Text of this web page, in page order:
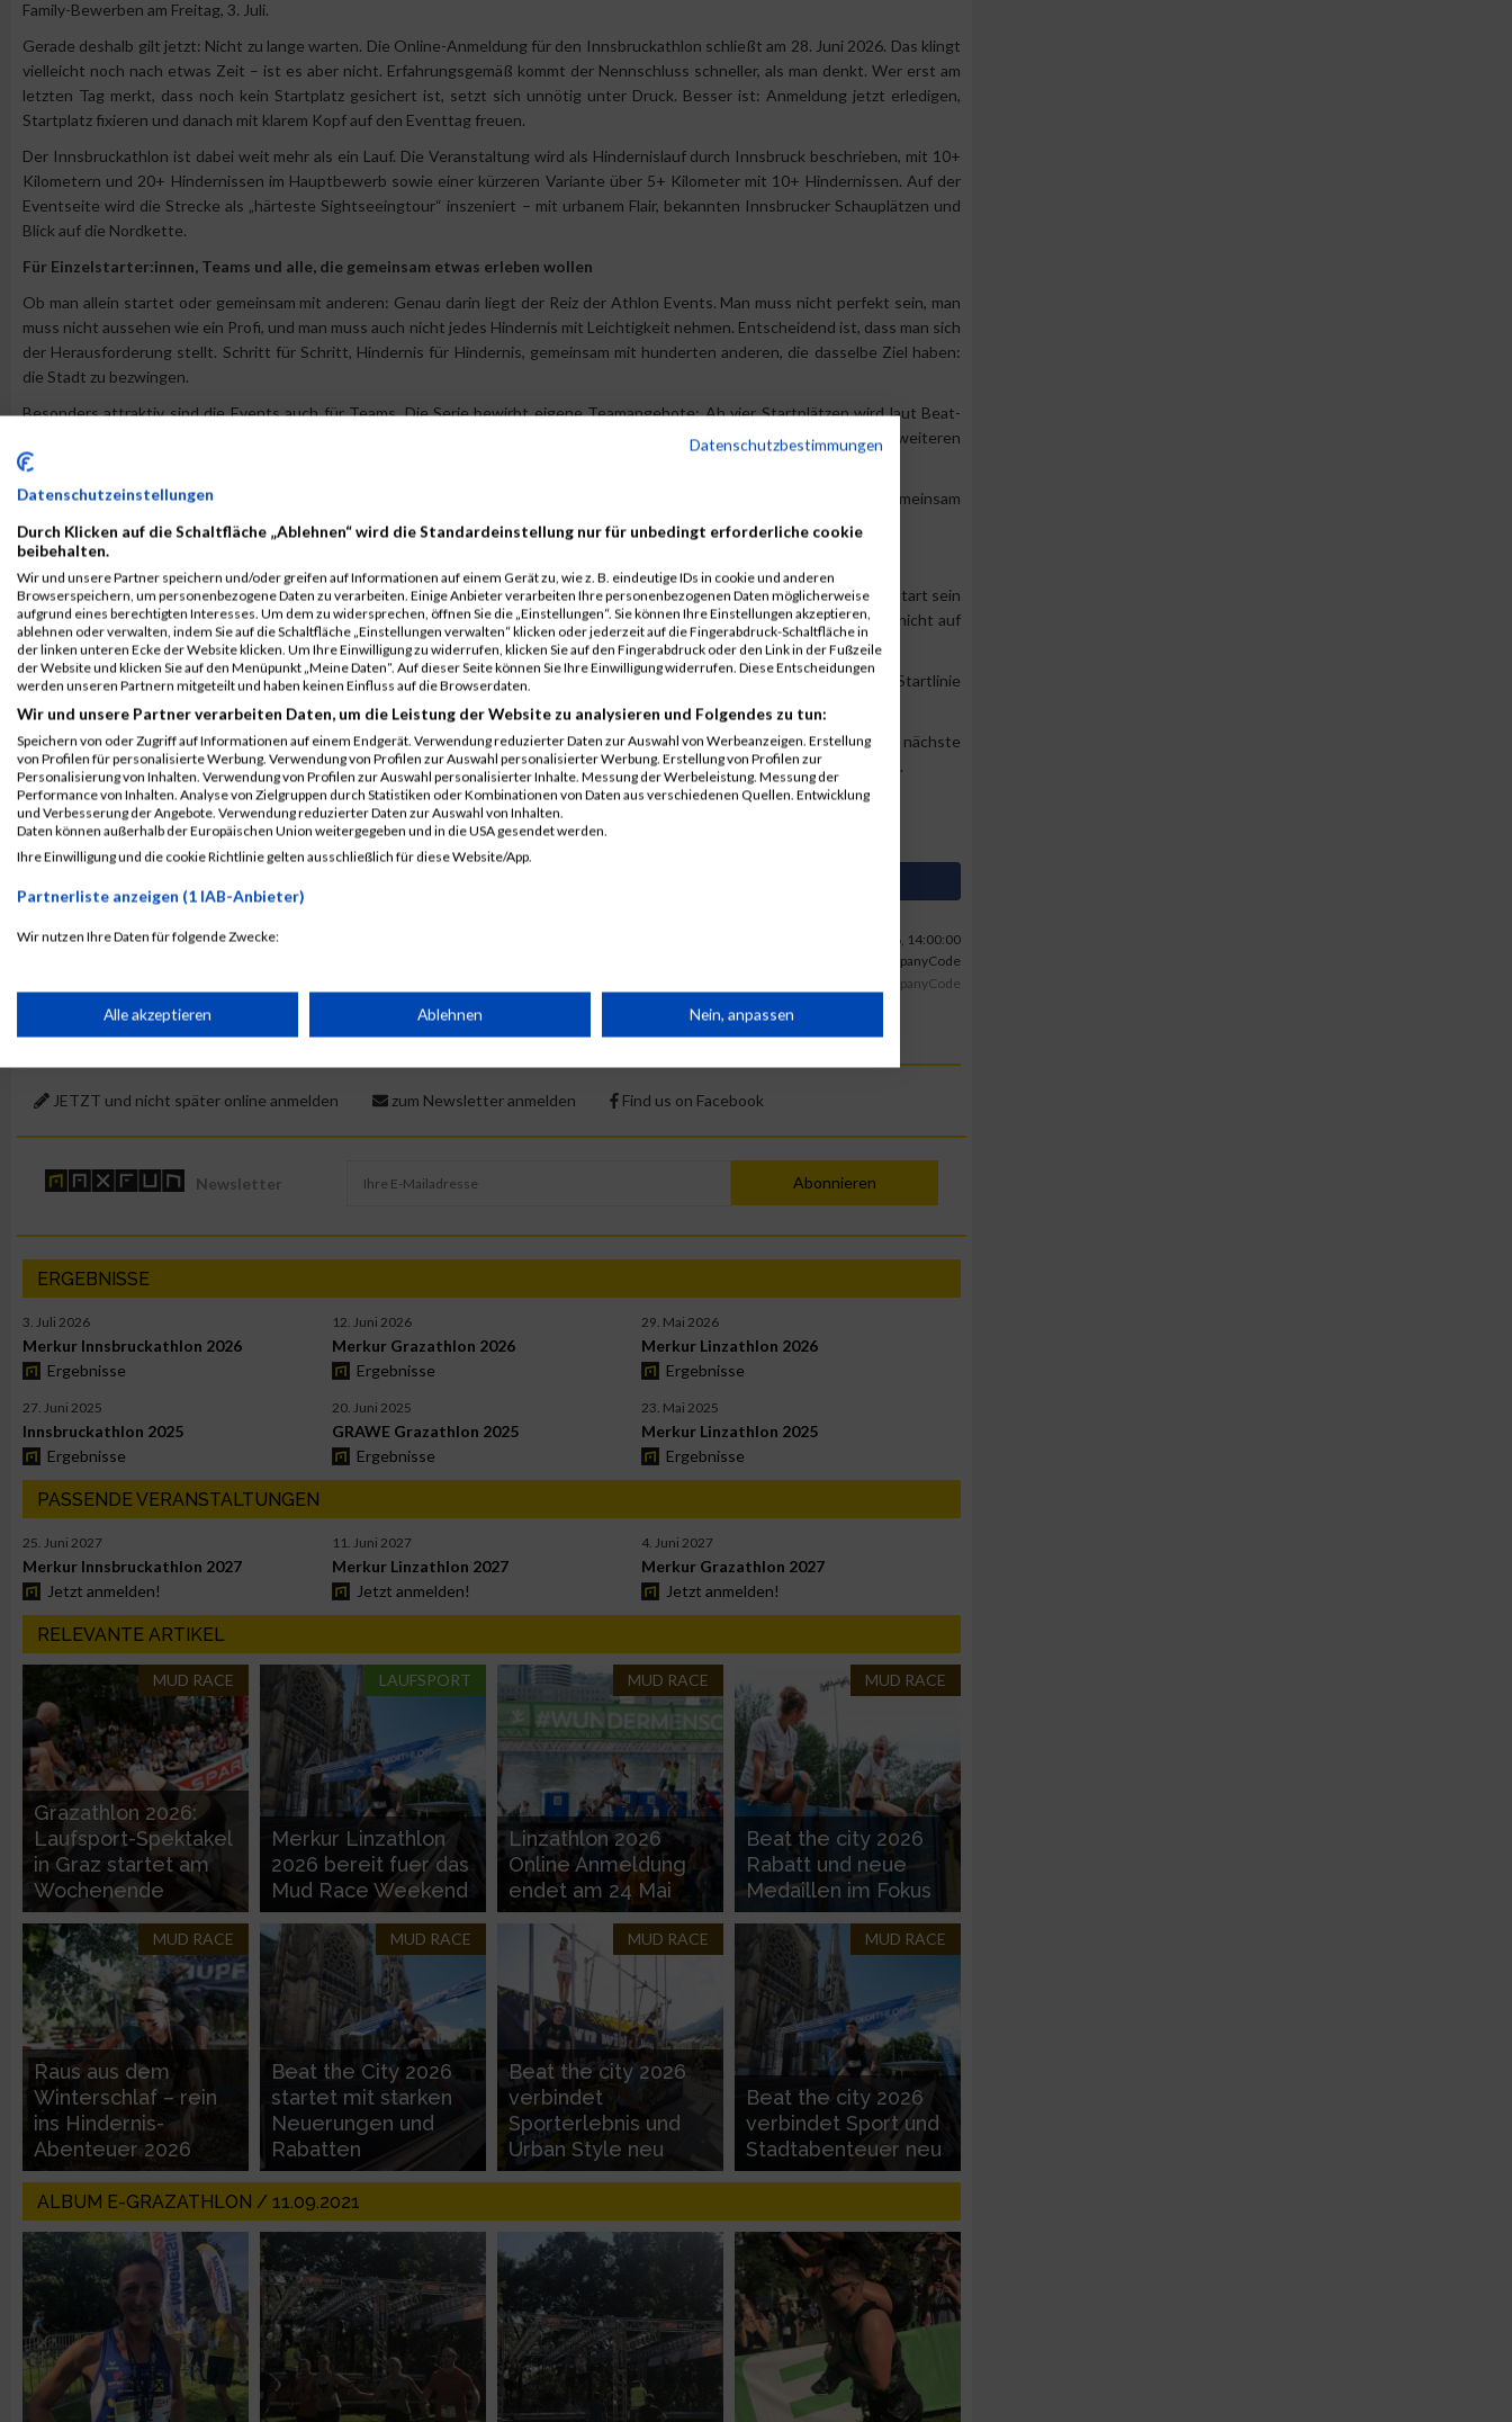
Family-Bewerben am Freitag, 3. Juli.
Gerade deshalb gilt jetzt: Nicht zu lange warten. Die Online-Anmeldung für den Innsbruckathlon schließt am 28. Juni 2026. Das klingt
vielleicht noch nach etwas Zeit – ist es aber nicht. Erfahrungsgemäß kommt der Nennschluss schneller, als man denkt. Wer erst am
letzten Tag merkt, dass noch kein Startplatz gesichert ist, setzt sich unnötig unter Druck. Besser ist: Anmeldung jetzt erledigen,
Startplatz fixieren und danach mit klarem Kopf auf den Eventtag freuen.
Der Innsbruckathlon ist dabei weit mehr als ein Lauf. Die Veranstaltung wird als Hindernislauf durch Innsbruck beschrieben, mit 10+
Kilometern und 20+ Hindernissen im Hauptbewerb sowie einer kürzeren Variante über 5+ Kilometer mit 10+ Hindernissen. Auf der
Eventseite wird die Strecke als „härteste Sightseeingtour“ inszeniert – mit urbanem Flair, bekannten Innsbrucker Schauplätzen und
Blick auf die Nordkette.
Für Einzelstarter:innen, Teams und alle, die gemeinsam etwas erleben wollen
Ob man allein startet oder gemeinsam mit anderen: Genau darin liegt der Reiz der Athlon Events. Man muss nicht perfekt sein, man
muss nicht aussehen wie ein Profi, und man muss auch nicht jedes Hindernis mit Leichtigkeit nehmen. Entscheidend ist, dass man sich
der Herausforderung stellt. Schritt für Schritt, Hindernis für Hindernis, gemeinsam mit hunderten anderen, die dasselbe Ziel haben:
die Stadt zu bezwingen.
Besonders attraktiv sind die Events auch für Teams. Die Serie bewirbt eigene Teamangebote: Ab vier Startplätzen wird laut Beat-
the-City-Seite ein Rabatt automatisch über die Anmeldeplattform berücksichtigt, größere Teams können zusätzlich von weiteren
Goodies profitieren.
Damit eignen sich die Athlon Events auch ideal für Firmen, Vereine, Freundesgruppen oder sportliche Familienrunden, die gemeinsam
ein Erlebnis suchen, über das man noch lange spricht.
Jetzt anmelden statt später ärgern
Der wichtigste Hinweis bleibt daher klar: Wer beimInnsbruckathlon 2026 am 3. und 4. Juliin der Tiroler Hauptstadt mit am Start sein
möchte, sollte die Online-Anmeldung rechtzeitig vor dem 28. Juni 2026 abschließen. Nicht auf den letzten Abend warten, nicht auf
„morgen“ verschieben und nicht riskieren, dass aus der guten Absicht am Ende ein verpasster Start wird.
Denn der schönste Moment ist nicht der Klick auf die Anmeldung – sondern der Augenblick, wenn man in Innsbruck an der Startlinie
steht, die Spannung steigt, die Stadt wartet und klar ist: Ich bin dabei.
Und für alle, die jetzt schon weiterdenken: Auch Linzathlon 2027 und Grazathlon 2027 sind bereits online buchbar. Die nächste
Athlon-Saison beginnt damit nicht erst im kommenden Jahr, sondern genau jetzt – mit der Entscheidung, wieder dabei zu sein.
Also: Startplatz sichern, Team motivieren, Training anstoßen und rechtzeitig anmelden. Die Städte warten.
Link:www.maxfunsports.com
MaxFun Sports Redaktion
21.06.2026, 14:00:00
Foto: beatthecity, CompanyCode
CompanyCode
JETZT und nicht später online anmelden zum Newsletter anmelden Find us on Facebook
Newsletter Abonnieren
ERGEBNISSE
3. Juli 2026
Merkur Innsbruckathlon 2026
Ergebnisse
12. Juni 2026
Merkur Grazathlon 2026
Ergebnisse
29. Mai 2026
Merkur Linzathlon 2026
Ergebnisse
27. Juni 2025
Innsbruckathlon 2025
Ergebnisse
20. Juni 2025
GRAWE Grazathlon 2025
Ergebnisse
23. Mai 2025
Merkur Linzathlon 2025
Ergebnisse
PASSENDE VERANSTALTUNGEN
25. Juni 2027
Merkur Innsbruckathlon 2027
Jetzt anmelden!
11. Juni 2027
Merkur Linzathlon 2027
Jetzt anmelden!
4. Juni 2027
Merkur Grazathlon 2027
Jetzt anmelden!
RELEVANTE ARTIKEL
MUD RACE
Grazathlon 2026:
Laufsport-Spektakel
in Graz startet am
Wochenende
LAUFSPORT
Merkur Linzathlon
2026 bereit fuer das
Mud Race Weekend
MUD RACE
Linzathlon 2026
Online Anmeldung
endet am 24 Mai
MUD RACE
Beat the city 2026
Rabatt und neue
Medaillen im Fokus
MUD RACE
Raus aus dem
Winterschlaf – rein
ins Hindernis-
Abenteuer 2026
MUD RACE
Beat the City 2026
startet mit starken
Neuerungen und
Rabatten
MUD RACE
Beat the city 2026
verbindet
Sporterlebnis und
Urban Style neu
MUD RACE
Beat the city 2026
verbindet Sport und
Stadtabenteuer neu
ALBUM E-GRAZATHLON / 11.09.2021
Datenschutzbestimmungen
Datenschutzeinstellungen
Durch Klicken auf die Schaltfläche „Ablehnen“ wird die Standardeinstellung nur für unbedingt erforderliche cookie
beibehalten.
Wir und unsere Partner speichern und/oder greifen auf Informationen auf einem Gerät zu, wie z. B. eindeutige IDs in cookie und anderen
Browserspeichern, um personenbezogene Daten zu verarbeiten. Einige Anbieter verarbeiten Ihre personenbezogenen Daten möglicherweise
aufgrund eines berechtigten Interesses. Um dem zu widersprechen, öffnen Sie die „Einstellungen“. Sie können Ihre Einstellungen akzeptieren,
ablehnen oder verwalten, indem Sie auf die Schaltfläche „Einstellungen verwalten“ klicken oder jederzeit auf die Fingerabdruck-Schaltfläche in
der linken unteren Ecke der Website klicken. Um Ihre Einwilligung zu widerrufen, klicken Sie auf den Fingerabdruck oder den Link in der Fußzeile
der Website und klicken Sie auf den Menüpunkt „Meine Daten“. Auf dieser Seite können Sie Ihre Einwilligung widerrufen. Diese Entscheidungen
werden unseren Partnern mitgeteilt und haben keinen Einfluss auf die Browserdaten.
Wir und unsere Partner verarbeiten Daten, um die Leistung der Website zu analysieren und Folgendes zu tun:
Speichern von oder Zugriff auf Informationen auf einem Endgerät. Verwendung reduzierter Daten zur Auswahl von Werbeanzeigen. Erstellung
von Profilen für personalisierte Werbung. Verwendung von Profilen zur Auswahl personalisierter Werbung. Erstellung von Profilen zur
Personalisierung von Inhalten. Verwendung von Profilen zur Auswahl personalisierter Inhalte. Messung der Werbeleistung. Messung der
Performance von Inhalten. Analyse von Zielgruppen durch Statistiken oder Kombinationen von Daten aus verschiedenen Quellen. Entwicklung
und Verbesserung der Angebote. Verwendung reduzierter Daten zur Auswahl von Inhalten.
Daten können außerhalb der Europäischen Union weitergegeben und in die USA gesendet werden.
Ihre Einwilligung und die cookie Richtlinie gelten ausschließlich für diese Website/App.
Partnerliste anzeigen (1 IAB-Anbieter)
Wir nutzen Ihre Daten für folgende Zwecke:
Speichern von oder Zugriff auf Informationen auf einem Endgerät
Erstellung von Profilen zur Personalisierung von Inhalten
Verwendung von Profilen zur Auswahl personalisierter Inhalte
Messung der Werbeleistung
Messung der Performance von Inhalten
Analyse von Zielgruppen durch Statistiken oder Kombinationen von Daten aus
verschiedenen Quellen
Entwicklung und Verbesserung der Angebote
Verwendung reduzierter Daten zur Auswahl von Inhalten
IAB-Besonderheiten:
Verwendung genauer Standortdaten
Geräte anhand von aktiv angeforderten Informationen identifizieren
Nicht-IAB-Verarbeitungszwecke:
Notwendig
Performance
Funktional
Werbung
Alle akzeptieren Ablehnen Nein, anpassen